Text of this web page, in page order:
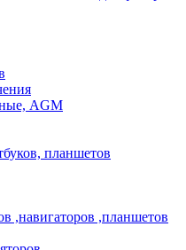
AGM
планшетов
,навигаторов ,планшетов